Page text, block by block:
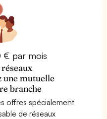
€ par mois
une mutuelle
branche
offres spécialement
de réseaux